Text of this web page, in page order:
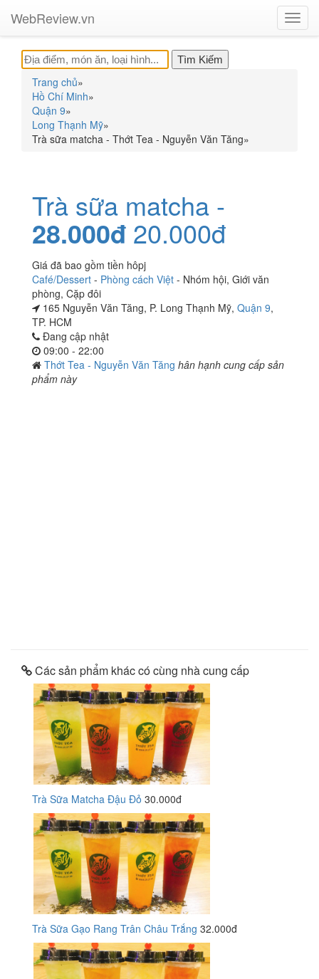
WebReview.vn
Trang chủ»
Hồ Chí Minh»
Quận 9»
Long Thạnh Mỹ»
Trà sữa matcha - Thớt Tea - Nguyễn Văn Tăng»
Trà sữa matcha -
28.000đ 20.000đ
Giá đã bao gồm tiền hôpj
Café/Dessert - Phòng cách Việt - Nhóm hội, Giới văn
phòng, Cặp đôi
165 Nguyễn Văn Tăng, P. Long Thạnh Mỹ, Quận 9,
TP. HCM
Đang cập nhật
09:00 - 22:00
Thớt Tea - Nguyễn Văn Tăng hân hạnh cung cấp sản
phẩm này
Các sản phẩm khác có cùng nhà cung cấp
Trà Sữa Matcha Đậu Đỏ 30.000đ
Trà Sữa Gạo Rang Trân Châu Trắng 32.000đ